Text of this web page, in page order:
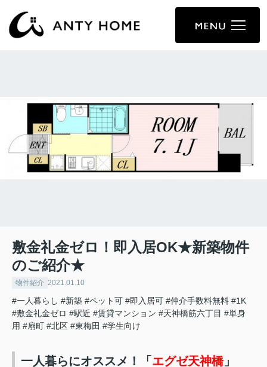
敷金礼金ゼロ！即入居OK★新築物件
のご紹介★
物件紹介 2021.01.10
#一人暮らし #新築 #ペット可 #即入居可 #仲介手数料無料 #1K
#敷金礼金ゼロ #駅近 #賃貸マンション #天神橋筋六丁目 #単身
用 #扇町 #北区 #東梅田 #学生向け
一人暮らにオススメ！「 エグゼ天神橋」